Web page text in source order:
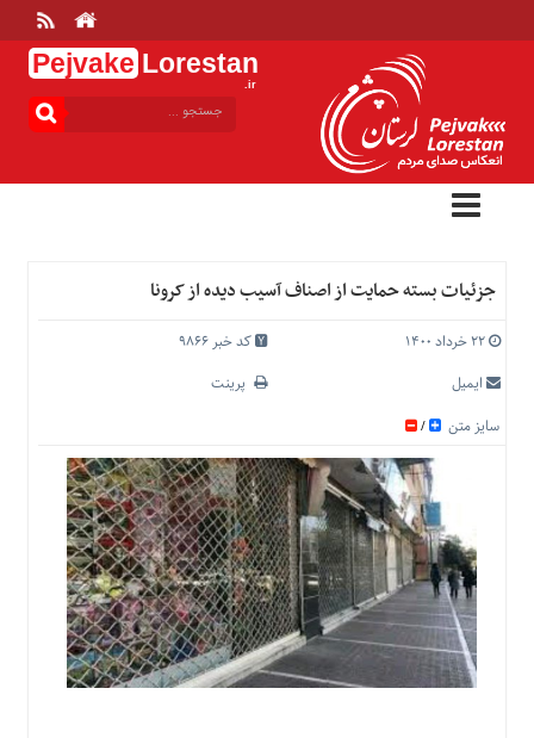
Pejvake Lorestan
.ir
بالا
خانه
ارتباط
درباره
تعرفه
اصلی
اجتماعی
سیاسی
اقتصادی
ورزشی
فرهنگی
جزئیات بسته حمایت از اصناف آسیب دیده از کرونا
۲۲ خرداد ۱۴۰۰
کد خبر 9866
ایمیل
پرینت
سایز متن
/